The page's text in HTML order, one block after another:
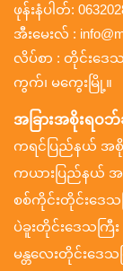
ဖုန်းနံပါတ်:
အီးမေးလ် :
လိပ်စာ : တိုင်းဒေသ
ကွက်၊ မကွေးမြို့။
အခြားအစိုးရဝ
ကရင်ပြည်နယ် အ
ကယားပြည်နယ် အ
စစ်ကိုင်းတိုင်းဒေသ
ပဲခူးတိုင်းဒေသကြီ
မန္တလေးတိုင်းဒေ